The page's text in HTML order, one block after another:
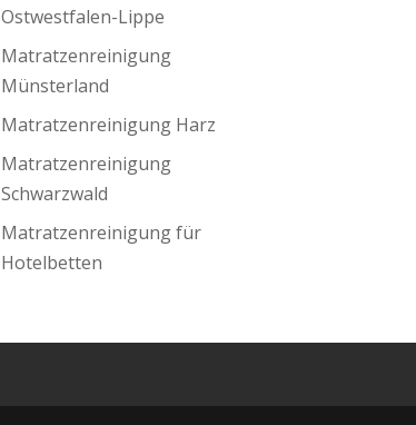
Ostwestfalen-Lippe
Matratzenreinigung
Münsterland
Matratzenreinigung Harz
Matratzenreinigung
Schwarzwald
Matratzenreinigung für
Hotelbetten